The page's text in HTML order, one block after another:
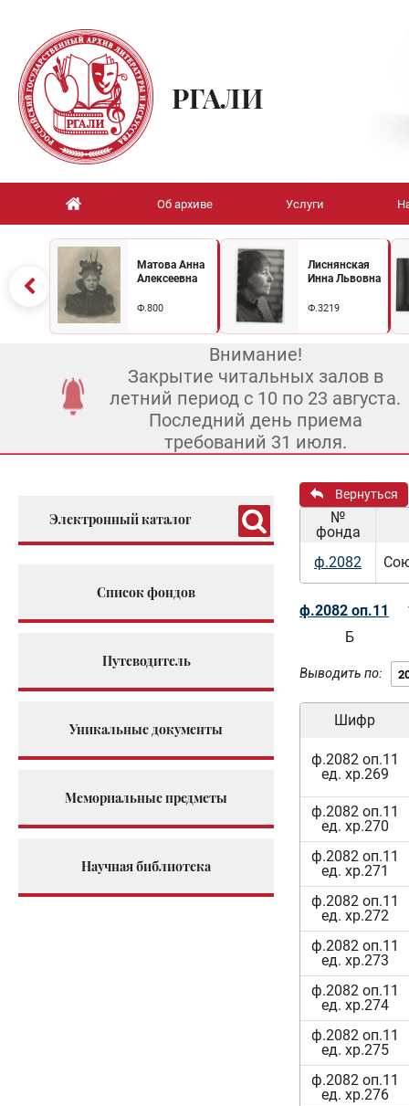
РГАЛИ
Об архиве Услуги
Матова Анна
Алексеевна
Ф.800
Лиснянская
Инна Львовна
Ф.3219
Внимание!
Закрытие читальных залов в
летний период с 10 по 23 августа.
Последний день приема
требований 31 июля.
Электронный каталог
Список фондов
Путеводитель
Уникальные документы
Мемориальные предметы
Научная библиотека
Вернуться
№
фонда
ф.2082
ф.2082 оп.11
Б
Выводить по:
Шифр
ф.2082 оп.11
ед. хр.269
ф.2082 оп.11
ед. хр.270
ф.2082 оп.11
ед. хр.271
ф.2082 оп.11
ед. хр.272
ф.2082 оп.11
ед. хр.273
ф.2082 оп.11
ед. хр.274
ф.2082 оп.11
ед. хр.275
ф.2082 оп.11
ед. хр.276